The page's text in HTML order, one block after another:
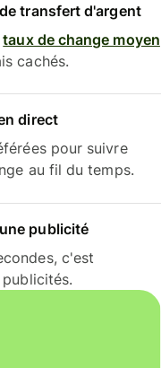
transfert d'argent
taux de change moyen
cachés.
direct
pour suivre
au fil du temps.
publicité
c'est